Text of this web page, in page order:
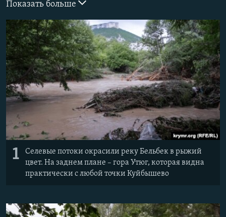
КРЫМ.НЕПОКОРЕННЫЙ
ELIFBE
УКРАИНСКАЯ ПРОБЛЕМА КРЫМА
ПРИСОЕДИНЯЙТЕСЬ!
Все сайты RFE/RL
Показать больше
1
Селевые потоки окрасили реку Бельбек в рыжий
цвет. На заднем плане – гора Утюг, которая видна
практически с любой точки Куйбышево